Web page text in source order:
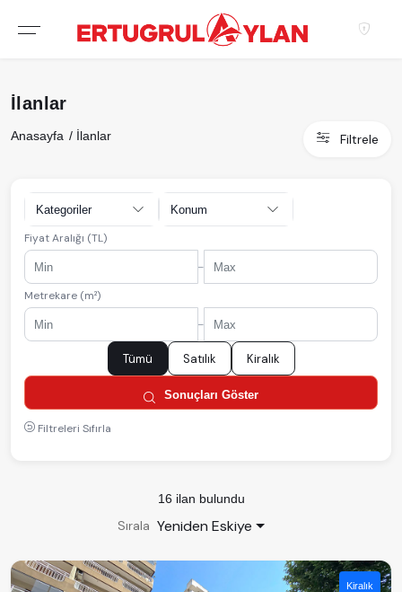
İlanlar
Anasayfa İlanlar Filtrele
Kategoriler Konum
Fiyat Aralığı (TL)
-
Metrekare (m²)
-
Tümü Satılık Kiralık
Sonuçları Göster
Filtreleri Sıfırla
16 ilan bulundu
Sırala Yeniden Eskiye
Kiralık
Hakkımızda
EKIBIMIZ
EMLAK SITELERIMIZ
EMLAK OFISLERIMIZ